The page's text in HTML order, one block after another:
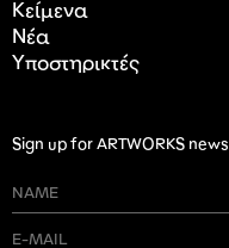
Κείμενα
Nέα
Υποστηρικτές
Sign up for ARTWORKS news